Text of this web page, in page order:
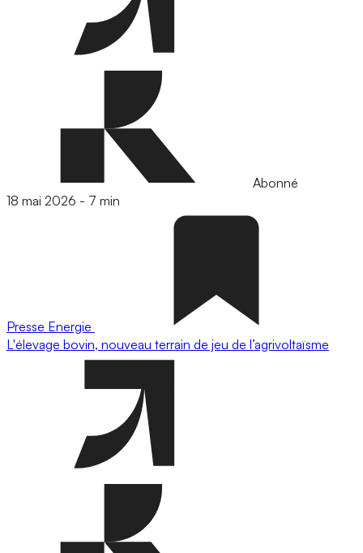
Abonné
18 mai 2026 - 7 min
Presse Energie
L'élevage bovin, nouveau terrain de jeu de l’agrivoltaïsme